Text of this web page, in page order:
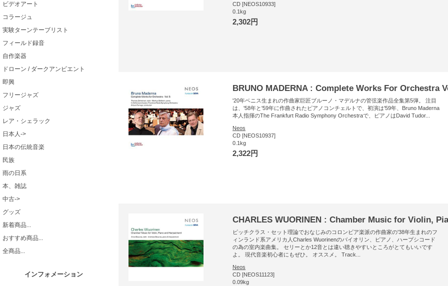
ビデオアート
コラージュ
実験ターンテーブリスト
フィールド録音
自作楽器
ドローン / ダークアンビエント
即興
フリージャズ
ジャズ
レア・シェラック
日本人->
日本の伝統音楽
民族
雨の日系
本、雑誌
中古->
グッズ
新着商品...
おすすめ商品...
全商品...
インフォメーション
CD [NEOS10933]
0.1kg
2,302円
BRUNO MADERNA : Complete Works For Orchestra
'20年ベニス生まれの作曲家巨匠ブルーノ・マデルナの管弦楽作品全集第5弾。 注目
は、'58年と'59年に作曲されたピアノコンチェルトで、初演は'59年、Bruno Maderna
本人指揮のThe Frankfurt Radio Symphony Orchestraで、ピアノはDavid Tudor...
Neos
CD [NEOS10937]
0.1kg
2,322円
CHARLES WUORINEN : Chamber Music for Violin,
ピッチクラス・セット理論でおなじみのコロンビア楽派の作曲家の'38年生まれのフ
ィンランド系アメリカ人Charles Wuorinenのバイオリン、ピアノ、ハープシコード
の為の室内楽曲集。 セリーとか12音とは違い聴きやすいところがとてもいいです
よ。 現代音楽初心者にもぜひ。 オススメ。 Track...
Neos
CD [NEOS11123]
0.09kg